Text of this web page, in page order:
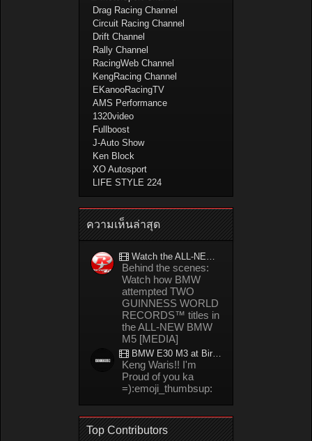
Drag Racing Channel
Circuit Racing Channel
Drift Channel
Rally Channel
RacingWeb Channel
KengRacing Channel
EKanooRacingTV
AMS Performance
1320video
Fullboost
J-Auto Show
Ken Block
XO Autosport
LIFE STYLE 224
ความเห็นล่าสุด
Watch the ALL-NEW BMW M5 refuel mid-drift to take TWO GUINNESS WORLD RECORDS™ titles
Behind the scenes:
Watch how BMW
attempted TWO
GUINNESS WORLD
RECORDS™ titles in
the ALL-NEW BMW
M5 [MEDIA]
BMW E30 M3 at Bira circuit Thailand in 02/2008
Keng Waris!! I'm
Proud of you ka
=):emoji_thumbsup:
Top Contributors